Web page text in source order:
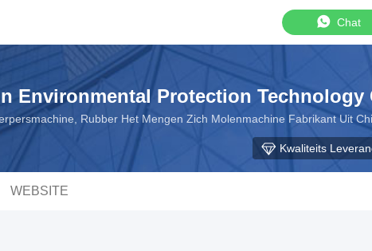
Chat
Environmental Protection Technology
Rubber Het Mengen Zich Molenmachine Fabrikant Uit
Kwaliteits
WEBSITE